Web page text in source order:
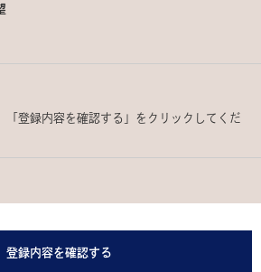
「登録内容を確認する」をクリックしてくだ
登録内容を確認する